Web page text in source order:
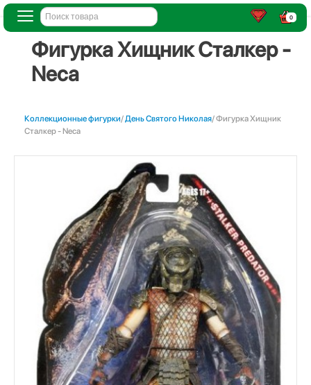
0
Фигурка Хищник Сталкер -
Neca
Коллекционные фигурки/День Святого Николая/ Фигурка Хищник
Сталкер - Neca